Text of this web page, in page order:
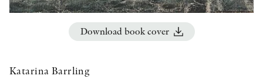
Download book cover
Katarina Barrling